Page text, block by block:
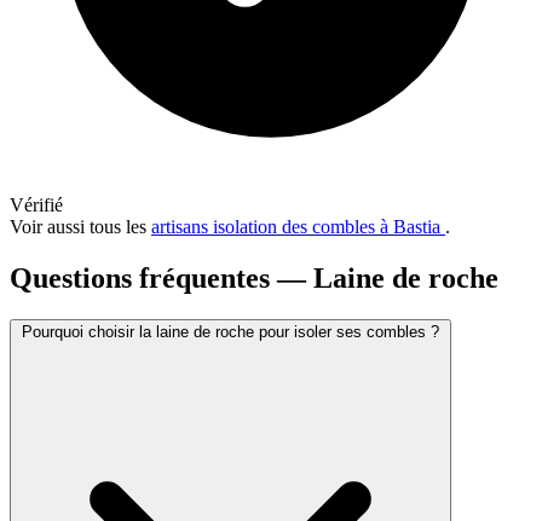
Vérifié
Voir aussi tous les artisans isolation des combles à Bastia .
Questions fréquentes — Laine de roche
Pourquoi choisir la laine de roche pour isoler ses combles ?